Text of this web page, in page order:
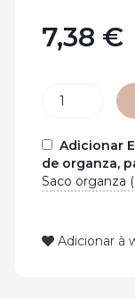
7,38 €
Adicionar
de organza,
Adicionar à